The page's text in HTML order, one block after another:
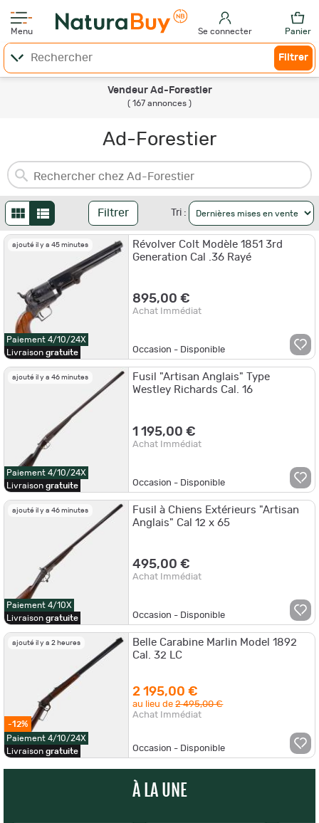
Menu Se connecter Panier
Filtrer
Vendeur Ad-Forestier
( 167 annonces )
Ad-Forestier
Filtrer Tri :
ajouté il y a 45 minutes
Paiement 4/10/24X
Livraison gratuite
Révolver Colt Modèle 1851 3rd
Generation Cal .36 Rayé
895,00 €
Achat Immédiat
Occasion - Disponible
ajouté il y a 46 minutes
Paiement 4/10/24X
Livraison gratuite
Fusil "Artisan Anglais" Type
Westley Richards Cal. 16
1 195,00 €
Achat Immédiat
Occasion - Disponible
ajouté il y a 46 minutes
Paiement 4/10X
Livraison gratuite
Fusil à Chiens Extérieurs "Artisan
Anglais" Cal 12 x 65
495,00 €
Achat Immédiat
Occasion - Disponible
ajouté il y a 2 heures
-12%
Paiement 4/10/24X
Livraison gratuite
Belle Carabine Marlin Model 1892
Cal. 32 LC
2 195,00 €
au lieu de2 495,00 €
Achat Immédiat
Occasion - Disponible
À LA UNE